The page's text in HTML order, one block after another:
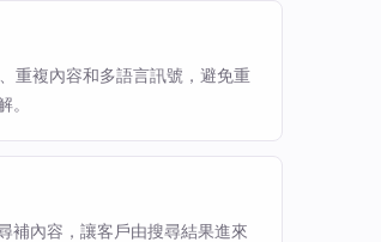
重複內容和多語言訊號，避免重
。
補內容，讓客戶由搜尋結果進來